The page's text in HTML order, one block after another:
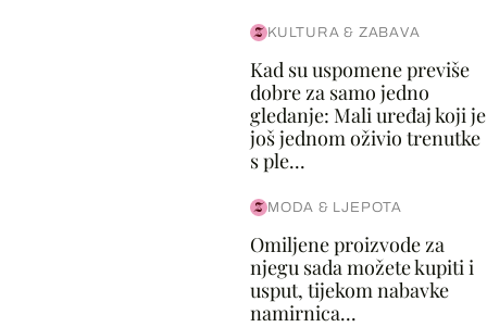
KULTURA & ZABAVA
Kad su uspomene previše
dobre za samo jedno
gledanje: Mali uređaj koji je
još jednom oživio trenutke
s ple...
MODA & LJEPOTA
Omiljene proizvode za
njegu sada možete kupiti i
usput, tijekom nabavke
namirnica...